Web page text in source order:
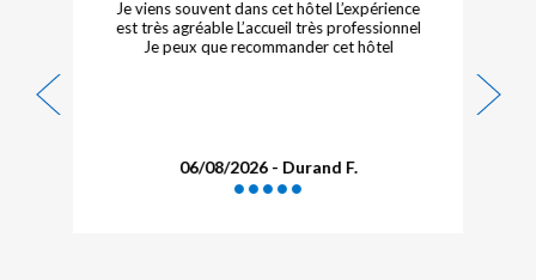
Je viens souvent dans cet hôtel L’expérience
est très agréable L’accueil très professionnel
Je peux que recommander cet hôtel
06/08/2026 - Durand F.